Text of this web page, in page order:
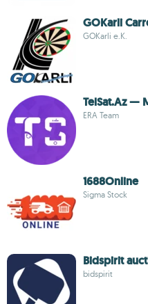
GOKarli
GOKarli e.K.
TelSat.Az —
ERA Team
1688Online
Sigma Stock
Bidspirit
bidspirit